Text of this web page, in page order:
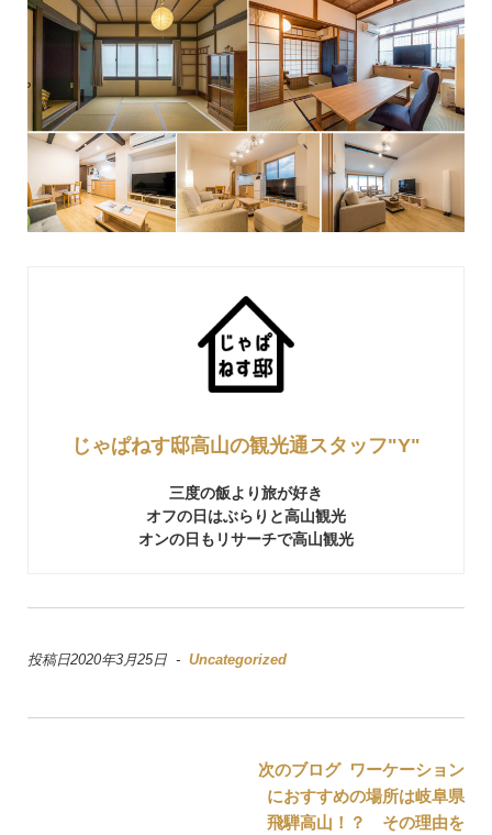
じゃぱねす邸高山の観光通スタッフ"Y"
三度の飯より旅が好き
オフの日はぶらりと高山観光
オンの日もリサーチで高山観光
投稿日2020年3月25日 - Uncategorized
次のブログ ワーケーション
におすすめの場所は岐阜県
飛騨高山！？ その理由を